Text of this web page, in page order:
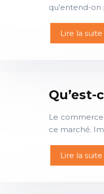
qu’entend-on
Lire la suite
Le
ce marché.
Lire la suite